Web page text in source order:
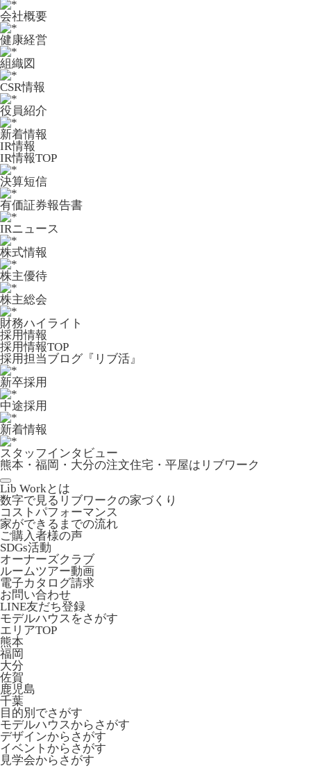
会社概要
健康経営
組織図
CSR情報
役員紹介
新着情報
IR情報
IR情報TOP
決算短信
有価証券報告書
IRニュース
株式情報
株主優待
株主総会
財務ハイライト
採用情報
採用情報TOP
採用担当ブログ『リブ活』
新卒採用
中途採用
新着情報
スタッフインタビュー
熊本・福岡・大分の注文住宅・平屋はリブワーク
Lib Workとは
数字で見るリブワークの家づくり
コストパフォーマンス
家ができるまでの流れ
ご購入者様の声
SDGs活動
オーナーズクラブ
ルームツアー動画
電子カタログ請求
お問い合わせ
LINE友だち登録
モデルハウスをさがす
エリアTOP
熊本
福岡
大分
佐賀
鹿児島
千葉
目的別でさがす
モデルハウスからさがす
デザインからさがす
イベントからさがす
見学会からさがす